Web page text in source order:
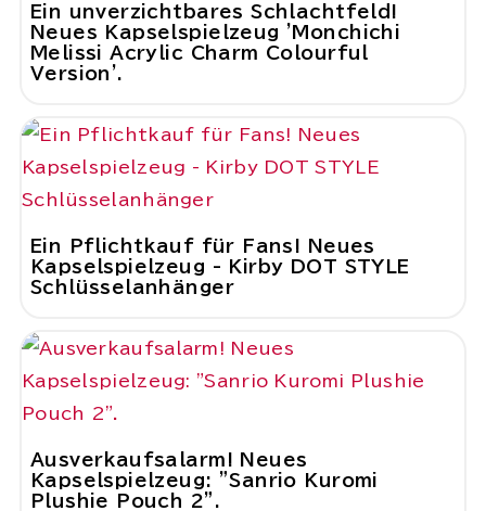
Ein unverzichtbares Schlachtfeld!
Neues Kapselspielzeug 'Monchichi
Melissi Acrylic Charm Colourful
Version'.
Ein Pflichtkauf für Fans! Neues
Kapselspielzeug - Kirby DOT STYLE
Schlüsselanhänger
Ausverkaufsalarm! Neues
Kapselspielzeug: "Sanrio Kuromi
Plushie Pouch 2".